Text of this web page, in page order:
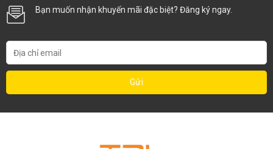
Bạn muốn nhận khuyến mãi đặc biệt? Đăng ký ngay.